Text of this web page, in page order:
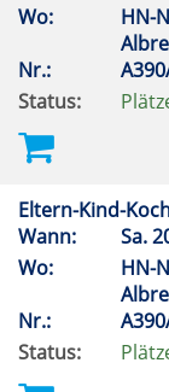
Wo:
HN-
Nr.:
Status:
Eltern-Kind-
Wann:
Sa.
Wo:
HN-
Nr.:
Status: